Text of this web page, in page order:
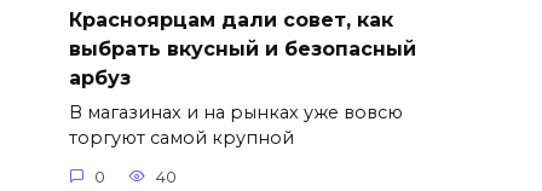
Красноярцам дали совет, как
выбрать вкусный и безопасный
арбуз
В магазинах и на рынках уже вовсю
торгуют самой крупной
0 40